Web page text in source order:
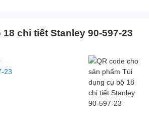
chi tiết Stanley 90-597-23
23